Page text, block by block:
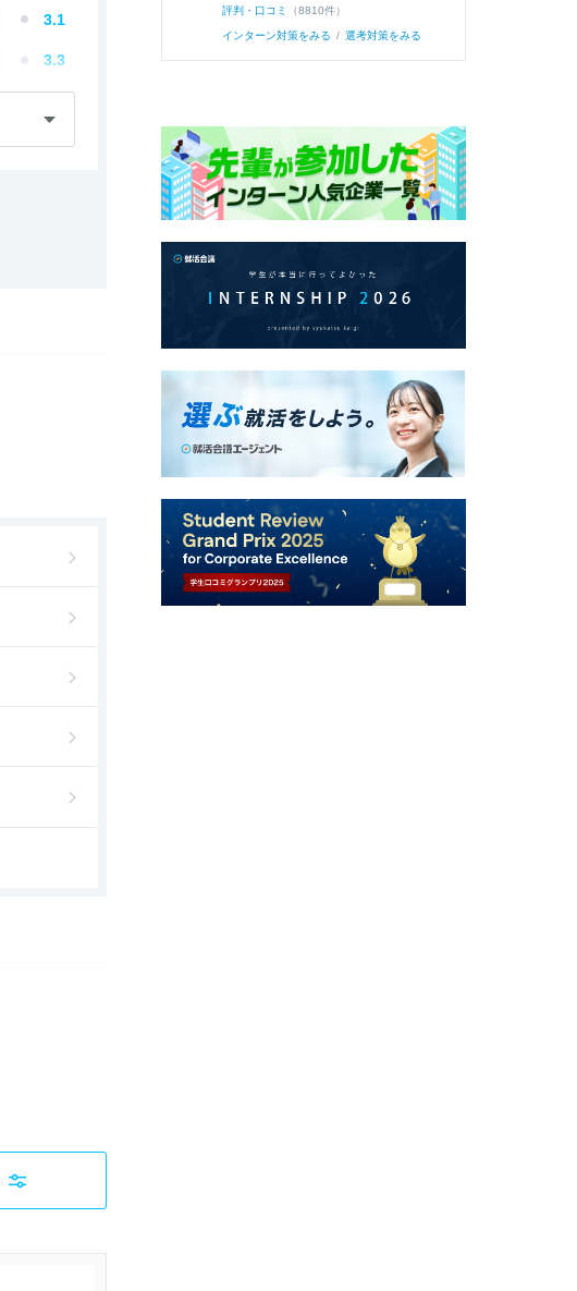
3.1
3.3
--
評判・口コミ （8810件）
インターン対策をみる / 選考対策をみる